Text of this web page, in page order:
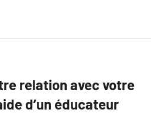
relation avec votre
d’un éducateur